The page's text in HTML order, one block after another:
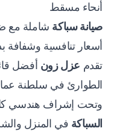
أنحاء مسقط
صيانة سباكة شاملة مع
أسعار تنافسية وشفافة
تقدم عزل زون أفضل
الطوارئ في سلطنة
وتحت إشراف هندسي
السباكة في المنزل